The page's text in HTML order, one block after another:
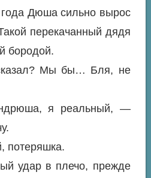
Дюша сильно вырос
перекачанный дядя
бородой.
Мы бы… Бля, не
я реальный, —
потеряшка.
удар в плечо, прежде